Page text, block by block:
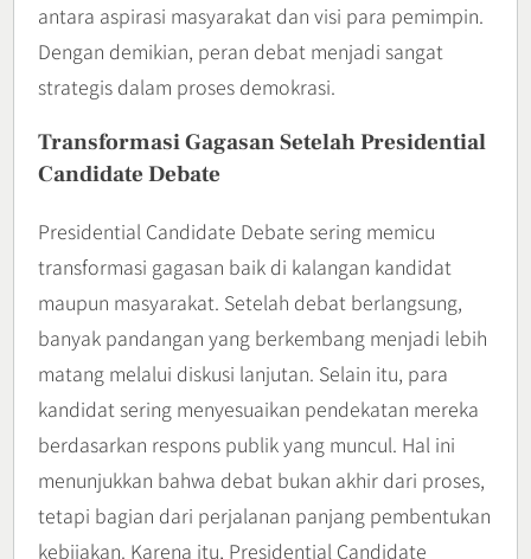
antara aspirasi masyarakat dan visi para pemimpin.
Dengan demikian, peran debat menjadi sangat
strategis dalam proses demokrasi.
Transformasi Gagasan Setelah Presidential
Candidate Debate
Presidential Candidate Debate sering memicu
transformasi gagasan baik di kalangan kandidat
maupun masyarakat. Setelah debat berlangsung,
banyak pandangan yang berkembang menjadi lebih
matang melalui diskusi lanjutan. Selain itu, para
kandidat sering menyesuaikan pendekatan mereka
berdasarkan respons publik yang muncul. Hal ini
menunjukkan bahwa debat bukan akhir dari proses,
tetapi bagian dari perjalanan panjang pembentukan
kebijakan. Karena itu, Presidential Candidate